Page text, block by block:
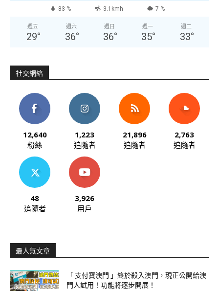
83 % 3.1kmh 7 %
週五
29°
週六
36°
週日
36°
週一
35°
週二
33°
社交網絡
12,640
粉絲
1,223
追隨者
21,896
追隨者
2,763
追隨者
48
追隨者
3,926
用戶
最人氣文章
「 支付寶澳門 」終於殺入澳門，現正公開給澳
門人試用！功能將逐步開展！